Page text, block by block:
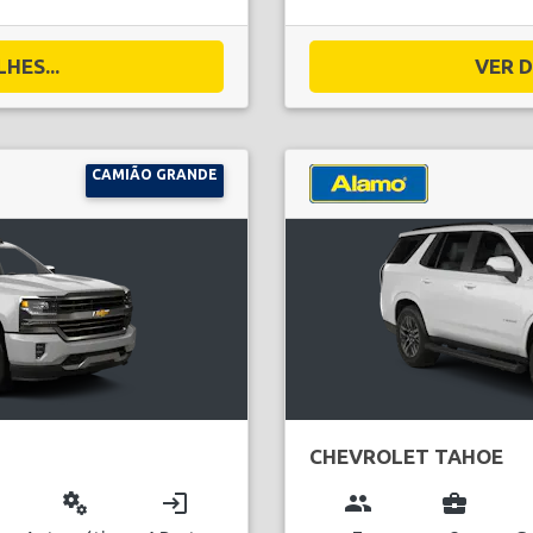
VER
CAMIÃO GRANDE
miscellaneous_services login
CHEVROLET TAHOE
group business_center